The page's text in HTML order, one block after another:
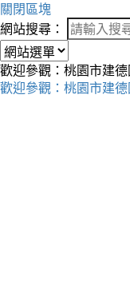
關閉區塊
網站搜尋：
歡迎參觀：桃園市建
歡迎參觀：桃園市建